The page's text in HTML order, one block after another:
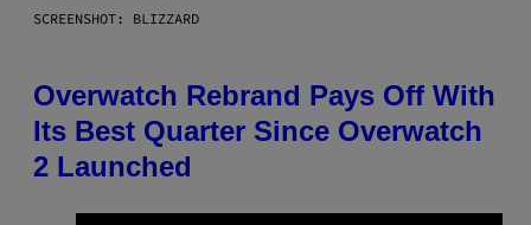
SCREENSHOT: BLIZZARD
Overwatch Rebrand Pays Off With
Its Best Quarter Since Overwatch
2 Launched